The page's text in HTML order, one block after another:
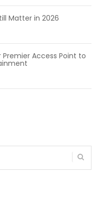
Matter in 2026
Access Point to